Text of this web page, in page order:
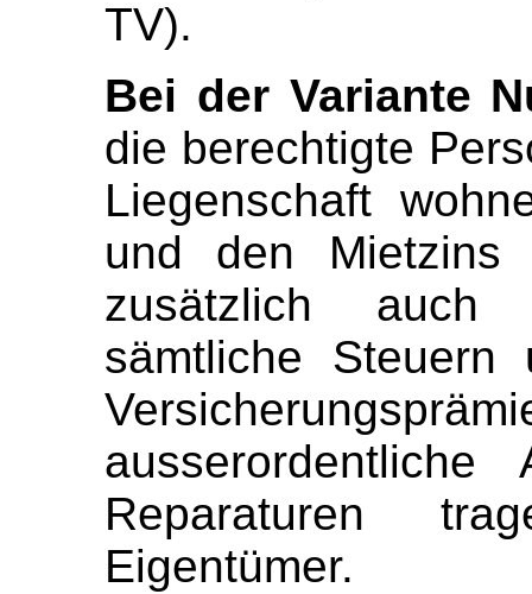
TV).
Bei der Variante
die berechtigte
Liegenschaft
und den Mietzins
zusätzlich auch
sämtliche
Reparaturen
Eigentümer.